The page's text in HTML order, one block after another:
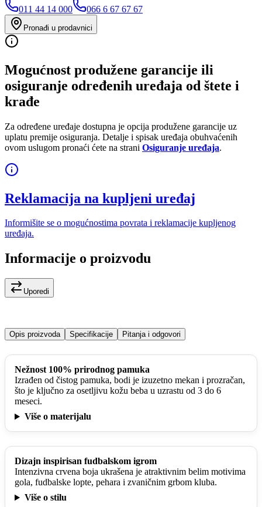
011 44 14 000
066 6 67 67 67
Pronađi u prodavnici
Mogućnost produžene garancije ili
osiguranje određenih uređaja od štete i
krađe
Za određene uređaje dostupna je opcija produžene garancije uz
uplatu premije osiguranja. Detalje i spisak uređaja obuhvaćenih
ovom uslugom pronaći ćete na strani Osiguranje uređaja.
Reklamacija na kupljeni uređaj
Informišite se o mogućnostima povrata i reklamacije kupljenog
uređaja.
Informacije o proizvodu
Uporedi
Opis proizvoda Specifikacije Pitanja i odgovori
Nežnost 100% prirodnog pamuka
Izrađen od čistog pamuka, bodi je izuzetno mekan i prozračan,
što je ključno za osetljivu kožu beba u uzrastu od 3 do 6
meseci.
Više o materijalu
Dizajn inspirisan fudbalskom igrom
Intenzivna crvena boja ukrašena je atraktivnim belim motivima
gola, fudbalske lopte, pehara i zvaničnim grbom kluba.
Više o stilu